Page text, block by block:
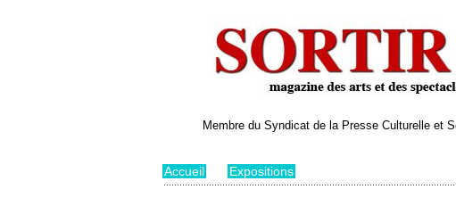
Membre du Syndicat de la Presse Culturelle et
Accueil Expositions